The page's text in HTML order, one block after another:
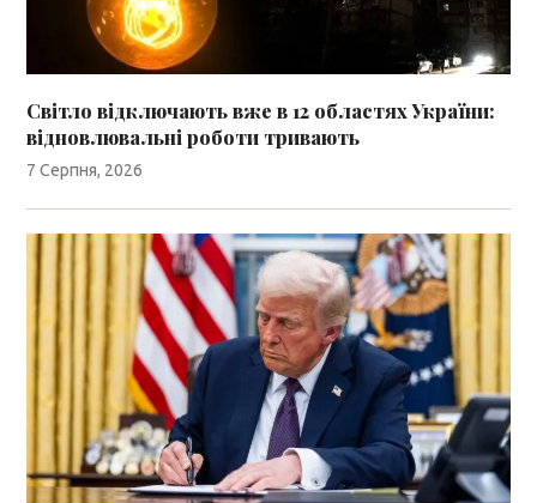
Світло відключають вже в 12 областях України:
відновлювальні роботи тривають
7 Серпня, 2026